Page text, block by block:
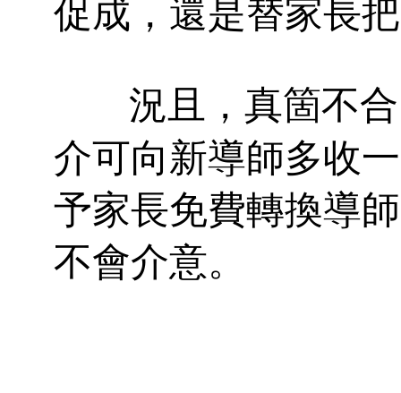
促成，還是替家長
況且，真箇不
介可向新導師多收
予家長免費轉換導
不會介意。